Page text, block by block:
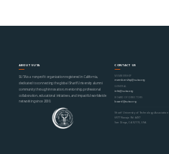
ABOUT SUTA
SUTA is a nonprofit organization registered in California,
dedicated to connecting the global Sharif University alumni
community through innovation, mentorship, professional
collaboration, educational initiatives, and impactful worldwide
networking since 2000.
CONTACT US
MEMBERSHIP
membership@suta.org
GENERAL
info@suta.org
BOARD OF DIRECTORS
board@suta.org
Sharif University of Technology Association
6977 Navajo Rd #497
San Diego, CA 92119, USA